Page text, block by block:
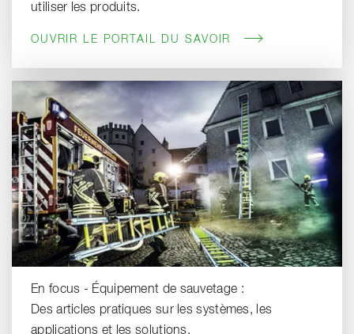
utiliser les produits.
OUVRIR LE PORTAIL DU SAVOIR
En focus - Équipement de sauvetage :
Des articles pratiques sur les systèmes, les
applications et les solutions.